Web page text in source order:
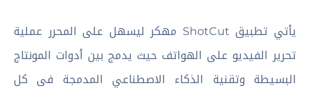
يأتي تطبيق ShotCut مهكر ليسهل على المحرر عملية
تحرير الفيديو على الهواتف حيث يدمج بين أدوات المونتاج
البسيطة وتقنية الذكاء الاصطناعي المدمجة فى كل